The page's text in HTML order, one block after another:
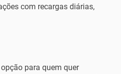
com recargas diárias,
para quem quer